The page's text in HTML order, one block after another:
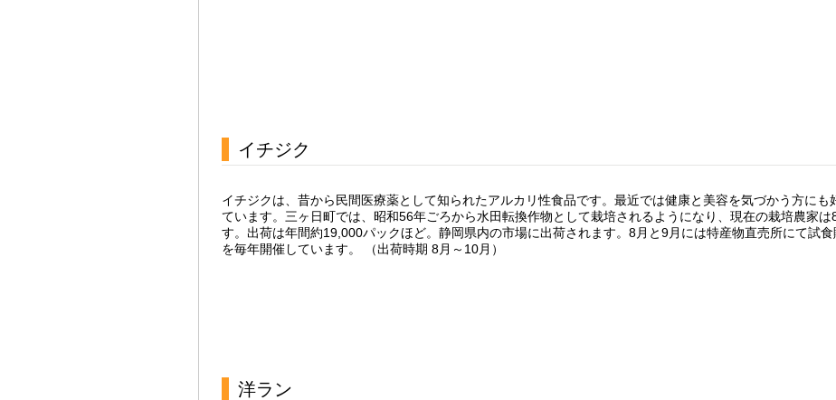
イチジク
イチジクは、昔から民間医療薬として知られたアルカリ性食品です。最近では健康と美容を気づかう方にも
ています。三ヶ日町では、昭和56年ごろから水田転換作物として栽培されるようになり、現在の栽培農家は
す。出荷は年間約19,000パックほど。静岡県内の市場に出荷されます。8月と9月には特産物直売所にて試食
を毎年開催しています。 （出荷時期 8月～10月）
洋ラン